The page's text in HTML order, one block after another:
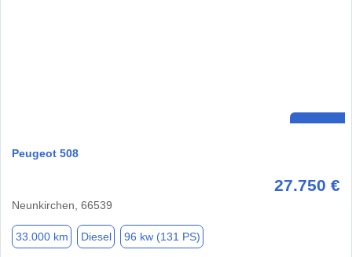
Peugeot 508
27.750 €
Neunkirchen, 66539
33.000 km Diesel 96 kw (131 PS)